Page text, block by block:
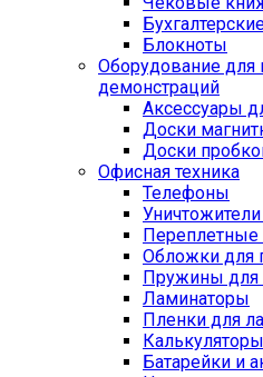
Блокноты
Оборудование для
демонстраций
Аксессуары
Доски
Доски
Офисная техника
Телефоны
Обложки для
Пружины для
Ламинаторы
Пленки для
Калькуляторы
Батарейки и